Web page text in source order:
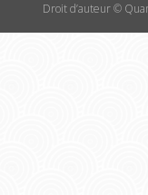
Droit d’auteur ©